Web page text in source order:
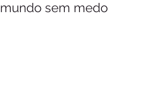
mundo sem medo